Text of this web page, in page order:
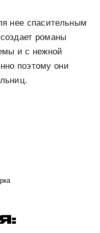
нее спасительным
романы
и с нежной
поэтому они